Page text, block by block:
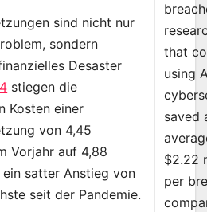
sind nicht nur
sondern
Desaster
stiegen die
Kosten einer
von 4,45
Vorjahr auf 4,88
satter Anstieg von
seit der Pandemie.
that
using
saved
$2.22
per